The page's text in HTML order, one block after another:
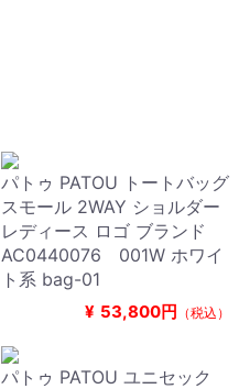
パトゥ PATOU トートバッグ
スモール 2WAY ショルダー
レディース ロゴ ブランド
AC0440076 001W ホワイ
ト系 bag-01
¥ 53,800円 （税込）
パトゥ PATOU ユニセック